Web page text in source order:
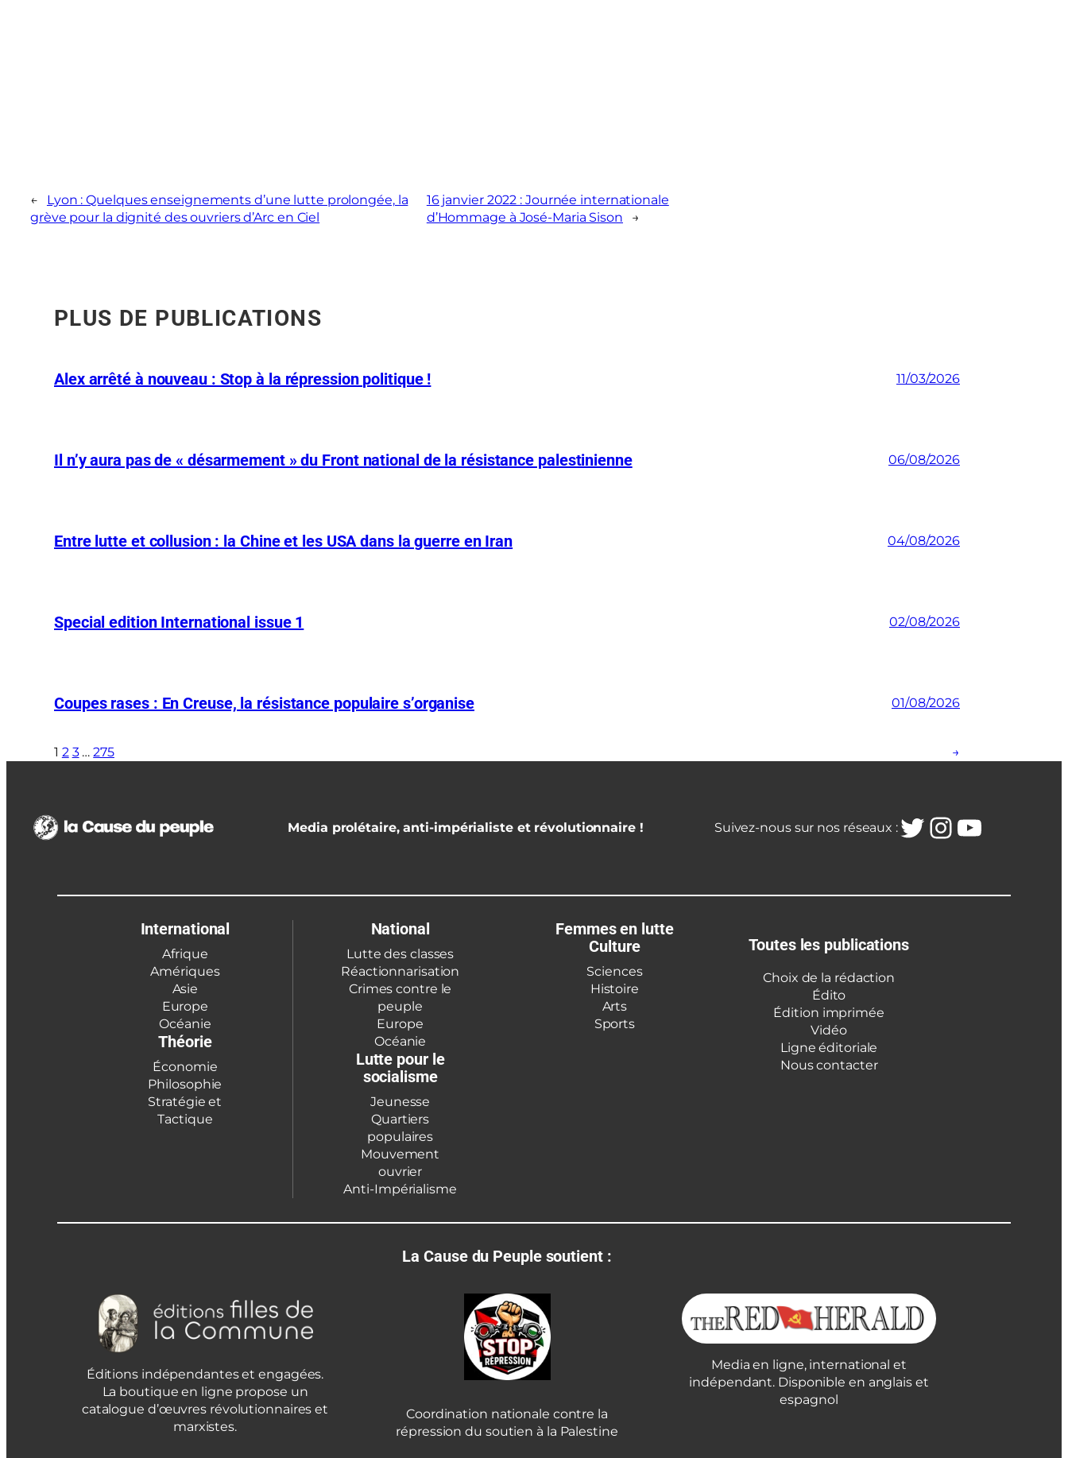
←
Lyon : Quelques enseignements d’une lutte prolongée, la
grève pour la dignité des ouvriers d’Arc en Ciel
16 janvier 2022 : Journée internationale
d’Hommage à José-Maria Sison
→
PLUS DE PUBLICATIONS
Alex arrêté à nouveau : Stop à la répression politique ! 11/03/2026
Il n’y aura pas de « désarmement » du Front national de la résistance palestinienne 06/08/2026
Entre lutte et collusion : la Chine et les USA dans la guerre en Iran 04/08/2026
Special edition International issue 1 02/08/2026
Coupes rases : En Creuse, la résistance populaire s’organise 01/08/2026
1 2 3 … 275 →
Media prolétaire, anti-impérialiste et révolutionnaire ! Suivez-nous sur nos réseaux :Twitter
International
Afrique
Amériques
Asie
Europe
Océanie
Théorie
Économie
Philosophie
Stratégie et
Tactique
National
Lutte des classes
Réactionnarisation
Crimes contre le
peuple
Europe
Océanie
Lutte pour le
socialisme
Jeunesse
Quartiers
populaires
Mouvement
ouvrier
Anti-Impérialisme
Femmes en lutte
Culture
Sciences
Histoire
Arts
Sports
Toutes les publications
Choix de la rédaction
Édito
Édition imprimée
Vidéo
Ligne éditoriale
Nous contacter
La Cause du Peuple soutient :
Éditions indépendantes et engagées.
La boutique en ligne propose un
catalogue d’œuvres révolutionnaires et
marxistes.
Coordination nationale contre la
répression du soutien à la Palestine
Media en ligne, international et
indépendant. Disponible en anglais et
espagnol